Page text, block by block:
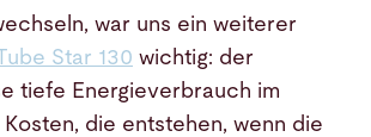
war uns ein weiterer
Star 130 wichtig: der
tiefe Energieverbrauch im
Kosten, die entstehen, wenn die